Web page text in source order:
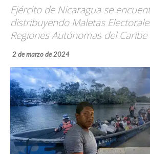
Ejército de Nicaragua se
distribuyendo Maletas
Regiones Autónomas del
2 de marzo de 2024